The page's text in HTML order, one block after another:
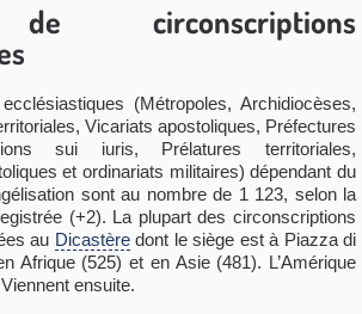
circonscriptions
(Métropoles, Archidiocèses,
Vicariats apostoliques, Préfectures
sui iuris, Prélatures territoriales,
et ordinariats militaires) dépendant du
sont au nombre de 1 123, selon la
(+2). La plupart des circonscriptions
au Dicastèredont le siège est à Piazza di
Afrique (525) et en Asie (481). L’Amérique
ensuite.